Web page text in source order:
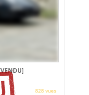
828 vues